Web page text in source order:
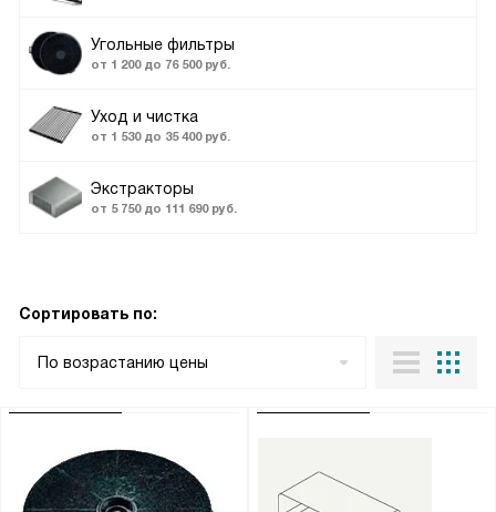
Угольные фильтры
от 1 200 до 76 500 руб.
Уход и чистка
от 1 530 до 35 400 руб.
Экстракторы
от 5 750 до 111 690 руб.
Сортировать по:
По возрастанию цены